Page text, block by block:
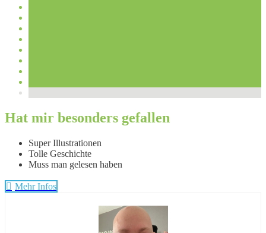
Hat mir besonders gefallen
Super Illustrationen
Tolle Geschichte
Muss man gelesen haben
Mehr Infos